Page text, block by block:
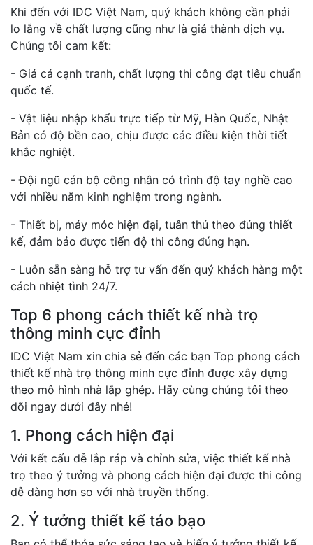
Khi đến với IDC Việt Nam, quý khách không cần phải
lo lắng về chất lượng cũng như là giá thành dịch vụ.
Chúng tôi cam kết:
- Giá cả cạnh tranh, chất lượng thi công đạt tiêu chuẩn
quốc tế.
- Vật liệu nhập khẩu trực tiếp từ Mỹ, Hàn Quốc, Nhật
Bản có độ bền cao, chịu được các điều kiện thời tiết
khắc nghiệt.
- Đội ngũ cán bộ công nhân có trình độ tay nghề cao
với nhiều năm kinh nghiệm trong ngành.
- Thiết bị, máy móc hiện đại, tuân thủ theo đúng thiết
kế, đảm bảo được tiến độ thi công đúng hạn.
- Luôn sẵn sàng hỗ trợ tư vấn đến quý khách hàng một
cách nhiệt tình 24/7.
Top 6 phong cách thiết kế nhà trọ
thông minh cực đỉnh
IDC Việt Nam xin chia sẻ đến các bạn Top phong cách
thiết kế nhà trọ thông minh cực đỉnh được xây dựng
theo mô hình nhà lắp ghép. Hãy cùng chúng tôi theo
dõi ngay dưới đây nhé!
1. Phong cách hiện đại
Với kết cấu dễ lắp ráp và chỉnh sửa, việc thiết kế nhà
trọ theo ý tưởng và phong cách hiện đại được thi công
dễ dàng hơn so với nhà truyền thống.
2. Ý tưởng thiết kế táo bạo